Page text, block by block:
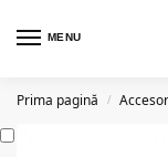
MENU
Prima pagină /